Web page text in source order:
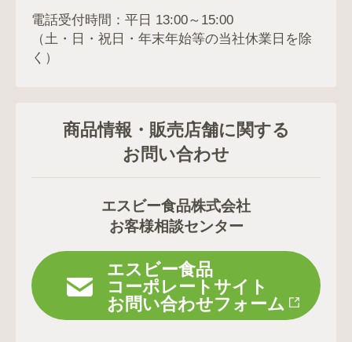
電話受付時間：平日 13:00～15:00
（土・日・祝日・年末年始等の当社休業日を除
く）
商品情報・販売店舗に関する
お問い合わせ
エスビー食品株式会社
お客様相談センター
エスビー食品
コーポレートサイト
お問い合わせフォーム